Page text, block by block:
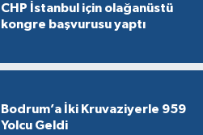
CHP İstanbul için olağanüstü
kongre başvurusu yaptı
Bodrum’a İki Kruvaziyerle 959
Yolcu Geldi